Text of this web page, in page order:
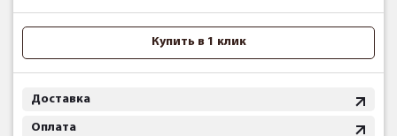
Купить в 1 клик
Доставка
Оплата